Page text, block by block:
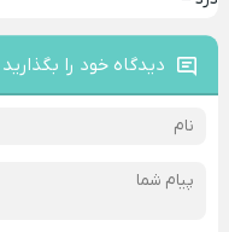
دیدگاه خود را بگذارید